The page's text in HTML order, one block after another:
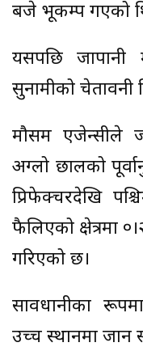
बजे भूकम्प गएको
यसपछि जापानी
सुनामीको चेतावनी
मौसम एजेन्सीले
अग्लो छालको
प्रिफेक्चरदेखि
फैलिएको क्षेत्रमा
गरिएको छ।
सावधानीका
उच्च स्थानमा जान